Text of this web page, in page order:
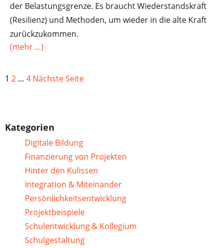
der Belastungsgrenze. Es braucht Wiederstandskraft
(Resilienz) und Methoden, um wieder in die alte Kraft
zurückzukommen.
(mehr …)
1 2 … 4 Nächste Seite
Kategorien
Digitale Bildung
Finanzierung von Projekten
Hinter den Kulissen
Integration & Miteinander
Persönlichkeitsentwicklung
Projektbeispiele
Schulentwicklung & Kollegium
Schulgestaltung